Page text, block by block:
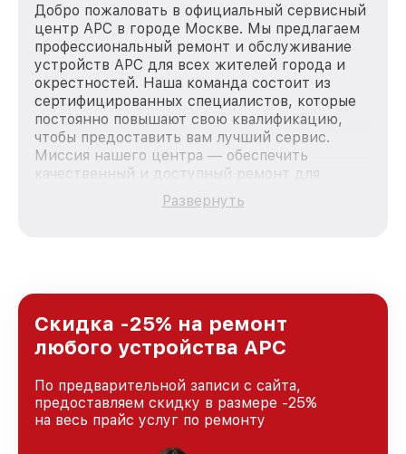
Добро пожаловать в официальный сервисный
центр APC в городе Москве. Мы предлагаем
профессиональный ремонт и обслуживание
устройств APC для всех жителей города и
окрестностей. Наша команда состоит из
сертифицированных специалистов, которые
постоянно повышают свою квалификацию,
чтобы предоставить вам лучший сервис.
Миссия нашего центра — обеспечить
качественный и доступный ремонт для
каждого пользователя продукции APC, вне
зависимости от сложности поломки. Мы
и лояльности наших клиентов.
Развернуть
Скидка -25% на ремонт
любого устройства APC
По предварительной записи с сайта,
предоставляем скидку в размере -25%
на весь прайс услуг по ремонту